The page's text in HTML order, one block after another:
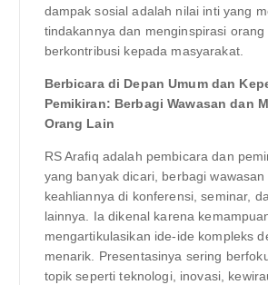
dampak sosial adalah nilai inti yang
tindakannya dan menginspirasi
berkontribusi kepada masyarakat.
Berbicara di Depan Umum dan
Pemikiran: Berbagi Wawasan dan
Orang Lain
RS Arafiq adalah pembicara dan
yang banyak dicari, berbagi wawasan
keahliannya di konferensi, seminar,
lainnya. Ia dikenal karena
mengartikulasikan ide-ide kompleks
menarik. Presentasinya sering
topik seperti teknologi, inovasi,